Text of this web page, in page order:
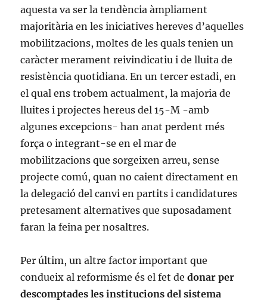
aquesta va ser la tendència àmpliament
majoritària en les iniciatives hereves d’aquelles
mobilitzacions, moltes de les quals tenien un
caràcter merament reivindicatiu i de lluita de
resistència quotidiana. En un tercer estadi, en
el qual ens trobem actualment, la majoria de
lluites i projectes hereus del 15-M -amb
algunes excepcions- han anat perdent més
força o integrant-se en el mar de
mobilitzacions que sorgeixen arreu, sense
projecte comú, quan no caient directament en
la delegació del canvi en partits i candidatures
pretesament alternatives que suposadament
faran la feina per nosaltres.
Per últim, un altre factor important que
condueix al reformisme és el fet dedonar per
descomptades les institucions del sistema